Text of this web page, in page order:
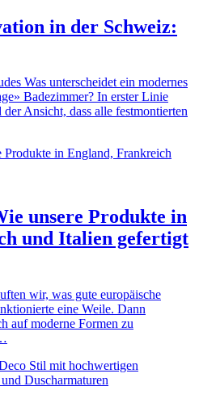
in der Schweiz:
Was unterscheidet ein modernes
Badezimmer? In erster Linie
Ansicht, dass alle festmontierten
unsere Produkte in
und Italien gefertigt
wir, was gute europäische
eine Weile. Dann
auf moderne Formen zu